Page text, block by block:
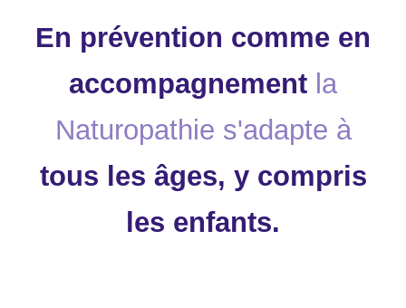
En prévention comme en
accompagnement la
Naturopathie s'adapte à
tous les âges, y compris
les enfants.